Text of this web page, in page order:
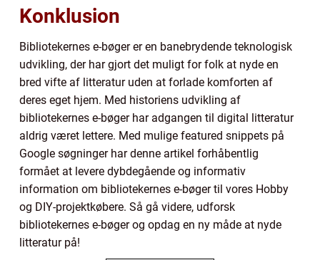
Konklusion
Bibliotekernes e-bøger er en banebrydende teknologisk
udvikling, der har gjort det muligt for folk at nyde en
bred vifte af litteratur uden at forlade komforten af
deres eget hjem. Med historiens udvikling af
bibliotekernes e-bøger har adgangen til digital litteratur
aldrig været lettere. Med mulige featured snippets på
Google søgninger har denne artikel forhåbentlig
formået at levere dybdegående og informativ
information om bibliotekernes e-bøger til vores Hobby
og DIY-projektkøbere. Så gå videre, udforsk
bibliotekernes e-bøger og opdag en ny måde at nyde
litteratur på!